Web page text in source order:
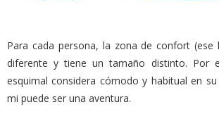
Para cada persona, la zona de confort (ese
diferente y tiene un tamaño distinto. Por
esquimal considera cómodo y habitual en
mi puede ser una aventura.